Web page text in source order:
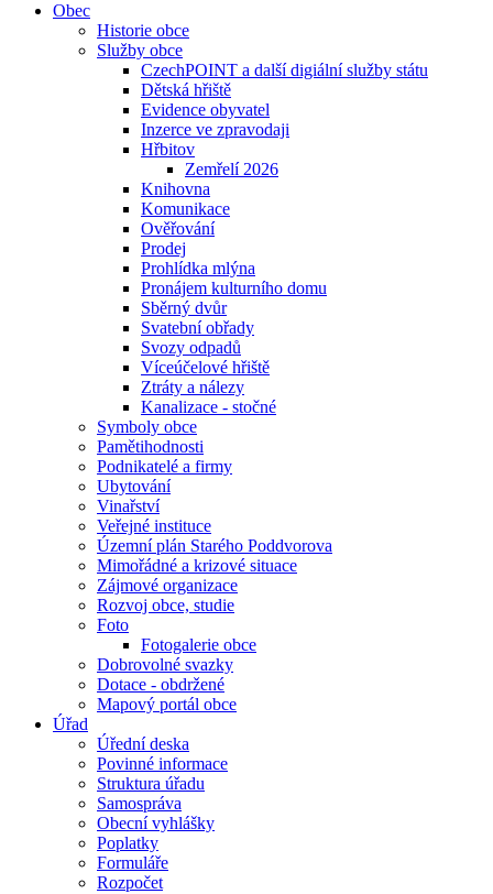
Obec
Historie obce
Služby obce
CzechPOINT a další digiální služby státu
Dětská hřiště
Evidence obyvatel
Inzerce ve zpravodaji
Hřbitov
Zemřelí 2026
Knihovna
Komunikace
Ověřování
Prodej
Prohlídka mlýna
Pronájem kulturního domu
Sběrný dvůr
Svatební obřady
Svozy odpadů
Víceúčelové hřiště
Ztráty a nálezy
Kanalizace - stočné
Symboly obce
Pamětihodnosti
Podnikatelé a firmy
Ubytování
Vinařství
Veřejné instituce
Územní plán Starého Poddvorova
Mimořádné a krizové situace
Zájmové organizace
Rozvoj obce, studie
Foto
Fotogalerie obce
Dobrovolné svazky
Dotace - obdržené
Mapový portál obce
Úřad
Úřední deska
Povinné informace
Struktura úřadu
Samospráva
Obecní vyhlášky
Poplatky
Formuláře
Rozpočet